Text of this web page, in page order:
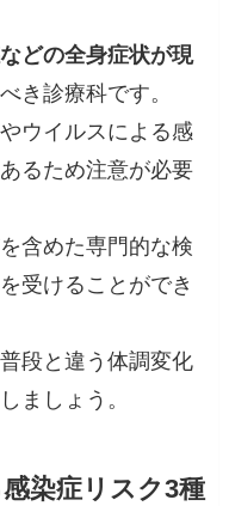
どの全身症状が現
き診療科です。
ウイルスによる感
るため注意が必要
含めた専門的な検
受けることができ
段と違う体調変化
ましょう。
染症リスク3種